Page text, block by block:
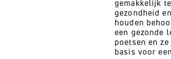
gemakkelijk
gezondheid
houden
een gezonde
poetsen en
basis voor